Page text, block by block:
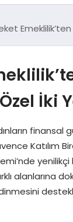
İki
finansal
Katılım
alanlarına